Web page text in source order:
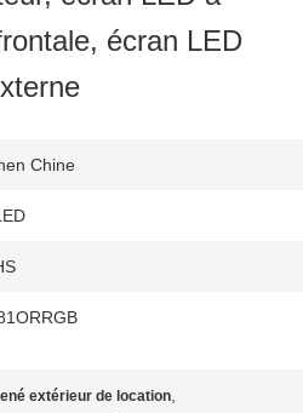
écran LED
Chine
extérieur de location,